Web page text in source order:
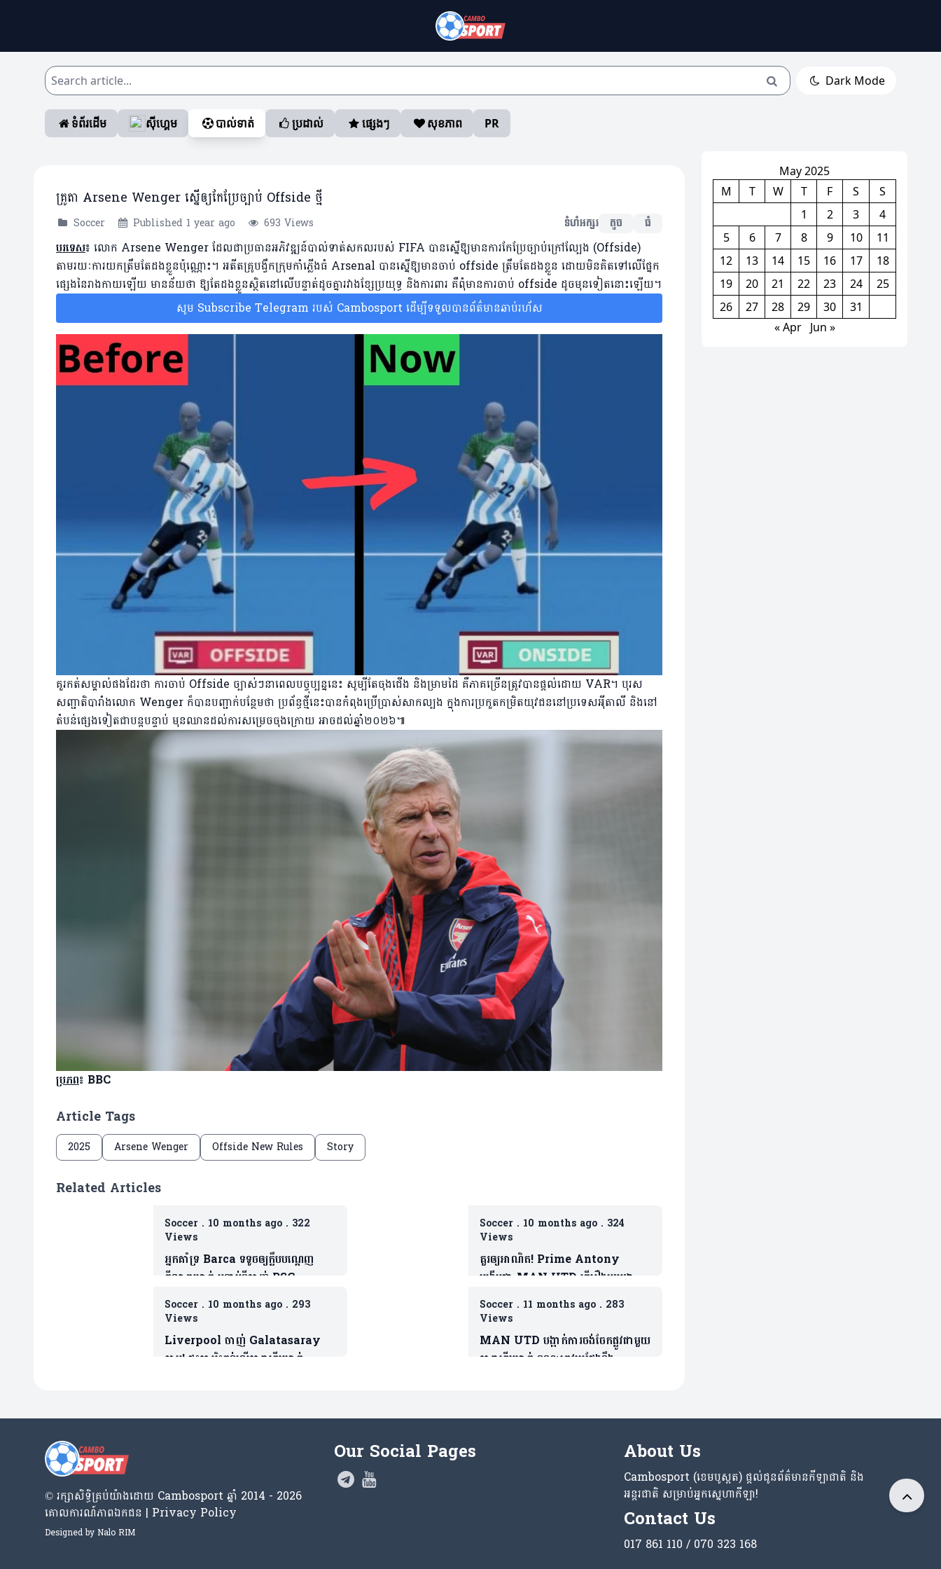
Dark Mode
ទំព័រដើម ស៊ីហ្គេម បាល់ទាត់ ប្រដាល់ ផ្សេងៗ សុខភាព PR
គ្រូតា Arsene Wenger ស្នើឲ្យកែប្រែច្បាប់ Offside ថ្មី
Soccer Published 1 year ago 693 Views ទំហំអក្សរ តូច ធំ
បរទេស៖ លោក Arsene Wenger ដែលជាប្រធានអភិវឌ្ឍន៍បាល់ទាត់សកលរបស់ FIFA បានស្នើឱ្យមានការកែប្រែច្បាប់ក្រៅល្បែង (Offside)
តាមរយៈការយកត្រឹមតែដងខ្លួនប៉ុណ្ណោះ។ អតីតគ្រូបង្វឹកក្រុមកាំភ្លើងធំ Arsenal បានស្នើឱ្យមានចាប់ offside ត្រឹមតែដងខ្លួន ដោយមិនគិតទៅលើផ្នែក
ផ្សេងនៃរាងកាយឡើយ មានន័យថា ឱ្យតែដងខ្លួនស្ថិតនៅលើបន្ទាត់ដូចគ្នារវាងខ្សែប្រយុទ្ធ និងការពារ គឺពុំមានការចាប់ offside ដូចមុនទៀតនោះឡើយ។
សូម Subscribe Telegram របស់ Cambosport ដើម្បីទទួលបានព័ត៌មានឆាប់រហ័ស
គួរកត់សម្គាល់ផងដែរថា ការចាប់ Offside ច្បាស់ៗនាពេលបច្ចុប្បន្ននេះ សូម្បីតែចុងជើង និងម្រាមដៃ គឺភាគច្រើនត្រូវបានផ្តល់ដោយ VAR។ បុរស
សញ្ជាតិបារាំងលោក Wenger ក៏បានបញ្ជាក់បន្ថែមថា ប្រព័ន្ធថ្មីនេះបានកំពុងប្រើប្រាស់សាកល្បង ក្នុងការប្រកួតកម្រិតយុវជននៅប្រទេសអ៉ីតាលី និងនៅ
តំបន់ផ្សេងទៀតជាបន្តបន្ទាប់ មុនឈានដល់ការសម្រេចចុងក្រោយ អាចដល់ឆ្នាំ២០២៦៕
ប្រភព៖ BBC
Article Tags
2025 Arsene Wenger Offside New Rules Story
Related Articles
Soccer. 10 months ago. 322
Views
អ្នកគាំទ្រ Barca ទទូចឲ្យក្លឹបបណ្តេញ
កីឡាករម្នាក់ បន្ទាប់ពីចាញ់ PSG
Soccer. 10 months ago. 324
Views
គួរឲ្យអាណិត! Prime Antony
បង្ហើបថា MAN UTD ធ្វើរឿងមួយដាក់
ដែលជាទង្វើមិនផ្តល់តម្លៃឲ្យខ្លួន
Soccer. 10 months ago. 293
Views
Liverpool ចាញ់ Galatasaray
ភ្លាម! ផ្ទុះការរិះគន់លើតារាឆ្នើមម្នាក់
Soccer. 11 months ago. 283
Views
MAN UTD បង្អាក់ការចង់ចែកផ្លូវជាមួយ
តារាឆ្នើមម្នាក់ ខណៈត្រូវប្រជែងនឹង
May 2025
M
T W T F S
S
1
2 3
4
5
6 7 8 9 10
11
12
13 14 15 16 17
18
19
20 21 22 23 24
25
26
27 28 29 30
31
« Apr
Jun »
© រក្សា​សិទ្ធិ​គ្រប់​យ៉ាង​ដោយ​ Cambosport ឆ្នាំ 2014 - 2026
គោលការណ៍​ភាព​ឯកជន | Privacy Policy
Designed by Nalo RIM
Our Social Pages About Us
Cambosport (ខេមបូស្ពត) ផ្តល់ជូនព័ត៌មានកីឡាជាតិ និង
អន្តរជាតិ សម្រាប់អ្នកស្នេហាកីឡា!
Contact Us
017 861 110 / 070 323 168